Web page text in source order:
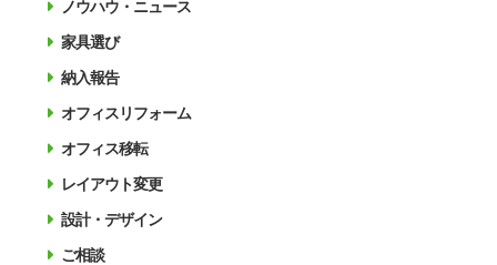
ノウハウ・ニュース
家具選び
納入報告
オフィスリフォーム
オフィス移転
レイアウト変更
設計・デザイン
ご相談